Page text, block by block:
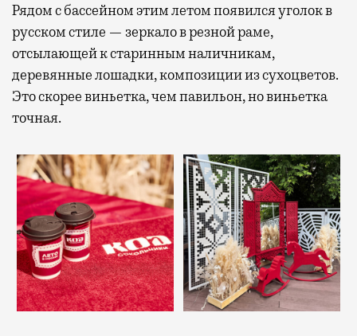
Рядом с бассейном этим летом появился уголок в
русском стиле — зеркало в резной раме,
отсылающей к старинным наличникам,
деревянные лошадки, композиции из сухоцветов.
Это скорее виньетка, чем павильон, но виньетка
точная.